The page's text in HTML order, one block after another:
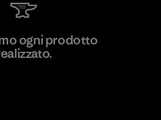
Hanoi
ogni prodotto